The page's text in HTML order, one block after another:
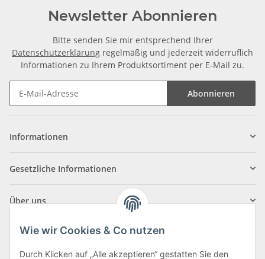
Newsletter Abonnieren
Bitte senden Sie mir entsprechend Ihrer
Datenschutzerklärung regelmäßig und jederzeit widerruflich
Informationen zu Ihrem Produktsortiment per E-Mail zu.
Abonnieren
Informationen
Gesetzliche Informationen
Über uns
Wie wir Cookies & Co nutzen
Durch Klicken auf „Alle akzeptieren“ gestatten Sie den